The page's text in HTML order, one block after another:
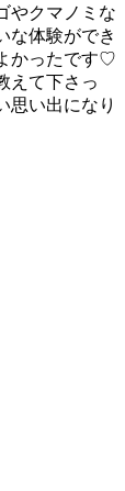
やクマノミな
な体験ができ
かったです♡
えて下さっ
思い出になり